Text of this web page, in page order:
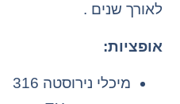
לאורך שנים .
אופציות:
מיכלי נירוסטה 316